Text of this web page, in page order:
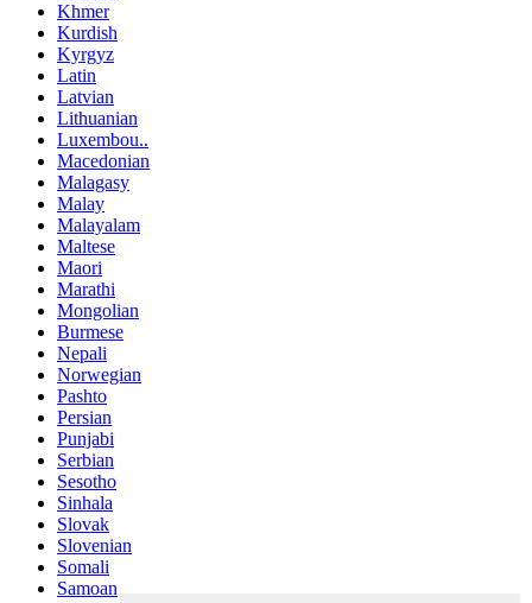
Khmer
Kurdish
Kyrgyz
Latin
Latvian
Lithuanian
Luxembou..
Macedonian
Malagasy
Malay
Malayalam
Maltese
Maori
Marathi
Mongolian
Burmese
Nepali
Norwegian
Pashto
Persian
Punjabi
Serbian
Sesotho
Sinhala
Slovak
Slovenian
Somali
Samoan